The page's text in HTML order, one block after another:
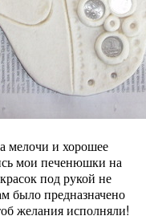
мелочи и хорошее
мои печенюшки на
под рукой не
было предназначено
желания исполняли!